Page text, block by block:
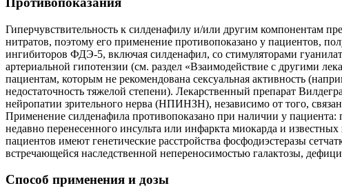
Гиперчувствительность к силденафилу и/или другим компонентам
нитратов, поэтому его применение противопоказано у пациентов,
ингибиторов ФДЭ-5, включая силденафил, со стимуляторами
артериальной гипотензии (см. раздел «Взаимодействие с другими
пациентам, которым не рекомендована сексуальная активность
недостаточность тяжелой степени). Лекарственный препарат
нейропатии зрительного нерва (НПИНЗН), независимо от того,
Применение силденафила противопоказано при наличии у пациента:
недавно перенесенного инсульта или инфаркта миокарда и
пациентов имеют генетические расстройства фосфодиэстеразы
встречающейся наследственной непереносимостью галактозы,
Способ применения и дозы